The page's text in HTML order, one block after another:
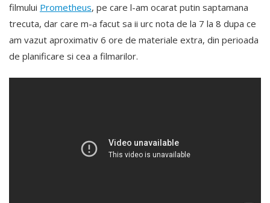
filmului Prometheus, pe care l-am ocarat putin saptamana
trecuta, dar care m-a facut sa ii urc nota de la 7 la 8 dupa ce
am vazut aproximativ 6 ore de materiale extra, din perioada
de planificare si cea a filmarilor.